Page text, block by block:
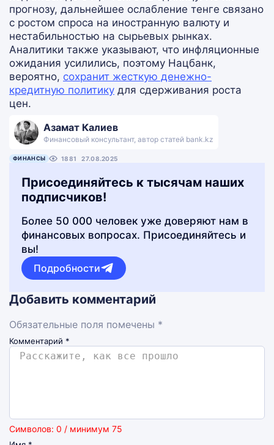
прогнозу, дальнейшее ослабление тенге связано
с ростом спроса на иностранную валюту и
нестабильностью на сырьевых рынках.
Аналитики также указывают, что инфляционные
ожидания усилились, поэтому Нацбанк,
вероятно, сохранит жесткую денежно-
кредитную политику для сдерживания роста
цен.
Азамат Калиев
Финансовый консультант, автор статей bank.kz
ФИНАНСЫ 1881 27.08.2025
Присоединяйтесь к тысячам наших
подписчиков!
Более 50 000 человек уже доверяют нам в
финансовых вопросах. Присоединяйтесь и
вы!
Подробности
Добавить комментарий
Обязательные поля помечены *
Комментарий *
Символов: 0 / минимум 75